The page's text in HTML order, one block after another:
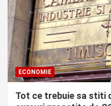
ECONOMIE
Tot ce trebuie sa stiti